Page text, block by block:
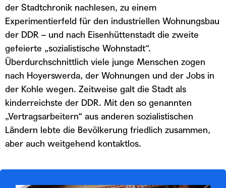
der Stadtchronik nachlesen, zu einem
Experimentierfeld für den industriellen Wohnungsbau
der DDR – und nach Eisenhüttenstadt die zweite
gefeierte „sozialistische Wohnstadt“.
Überdurchschnittlich viele junge Menschen zogen
nach Hoyerswerda, der Wohnungen und der Jobs in
der Kohle wegen. Zeitweise galt die Stadt als
kinderreichste der DDR. Mit den so genannten
„Vertragsarbeitern“ aus anderen sozialistischen
Ländern lebte die Bevölkerung friedlich zusammen,
aber auch weitgehend kontaktlos.